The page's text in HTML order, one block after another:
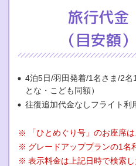
旅行代金
（目安額）
4泊5日/羽田発着/1名さま/2名
とな・こども同額）
往復追加代金なしフライト利
「ひとめぐり号」のお座席
グレードアッププランの1名
表示料金は上記日時で検索